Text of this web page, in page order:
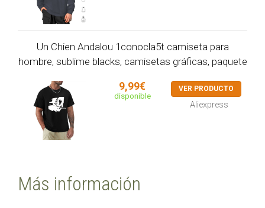
Un Chien Andalou 1conocla5t camiseta para
hombre, sublime blacks, camisetas gráficas, paquete
9,99€
disponible
VER PRODUCTO
Aliexpress
Más información